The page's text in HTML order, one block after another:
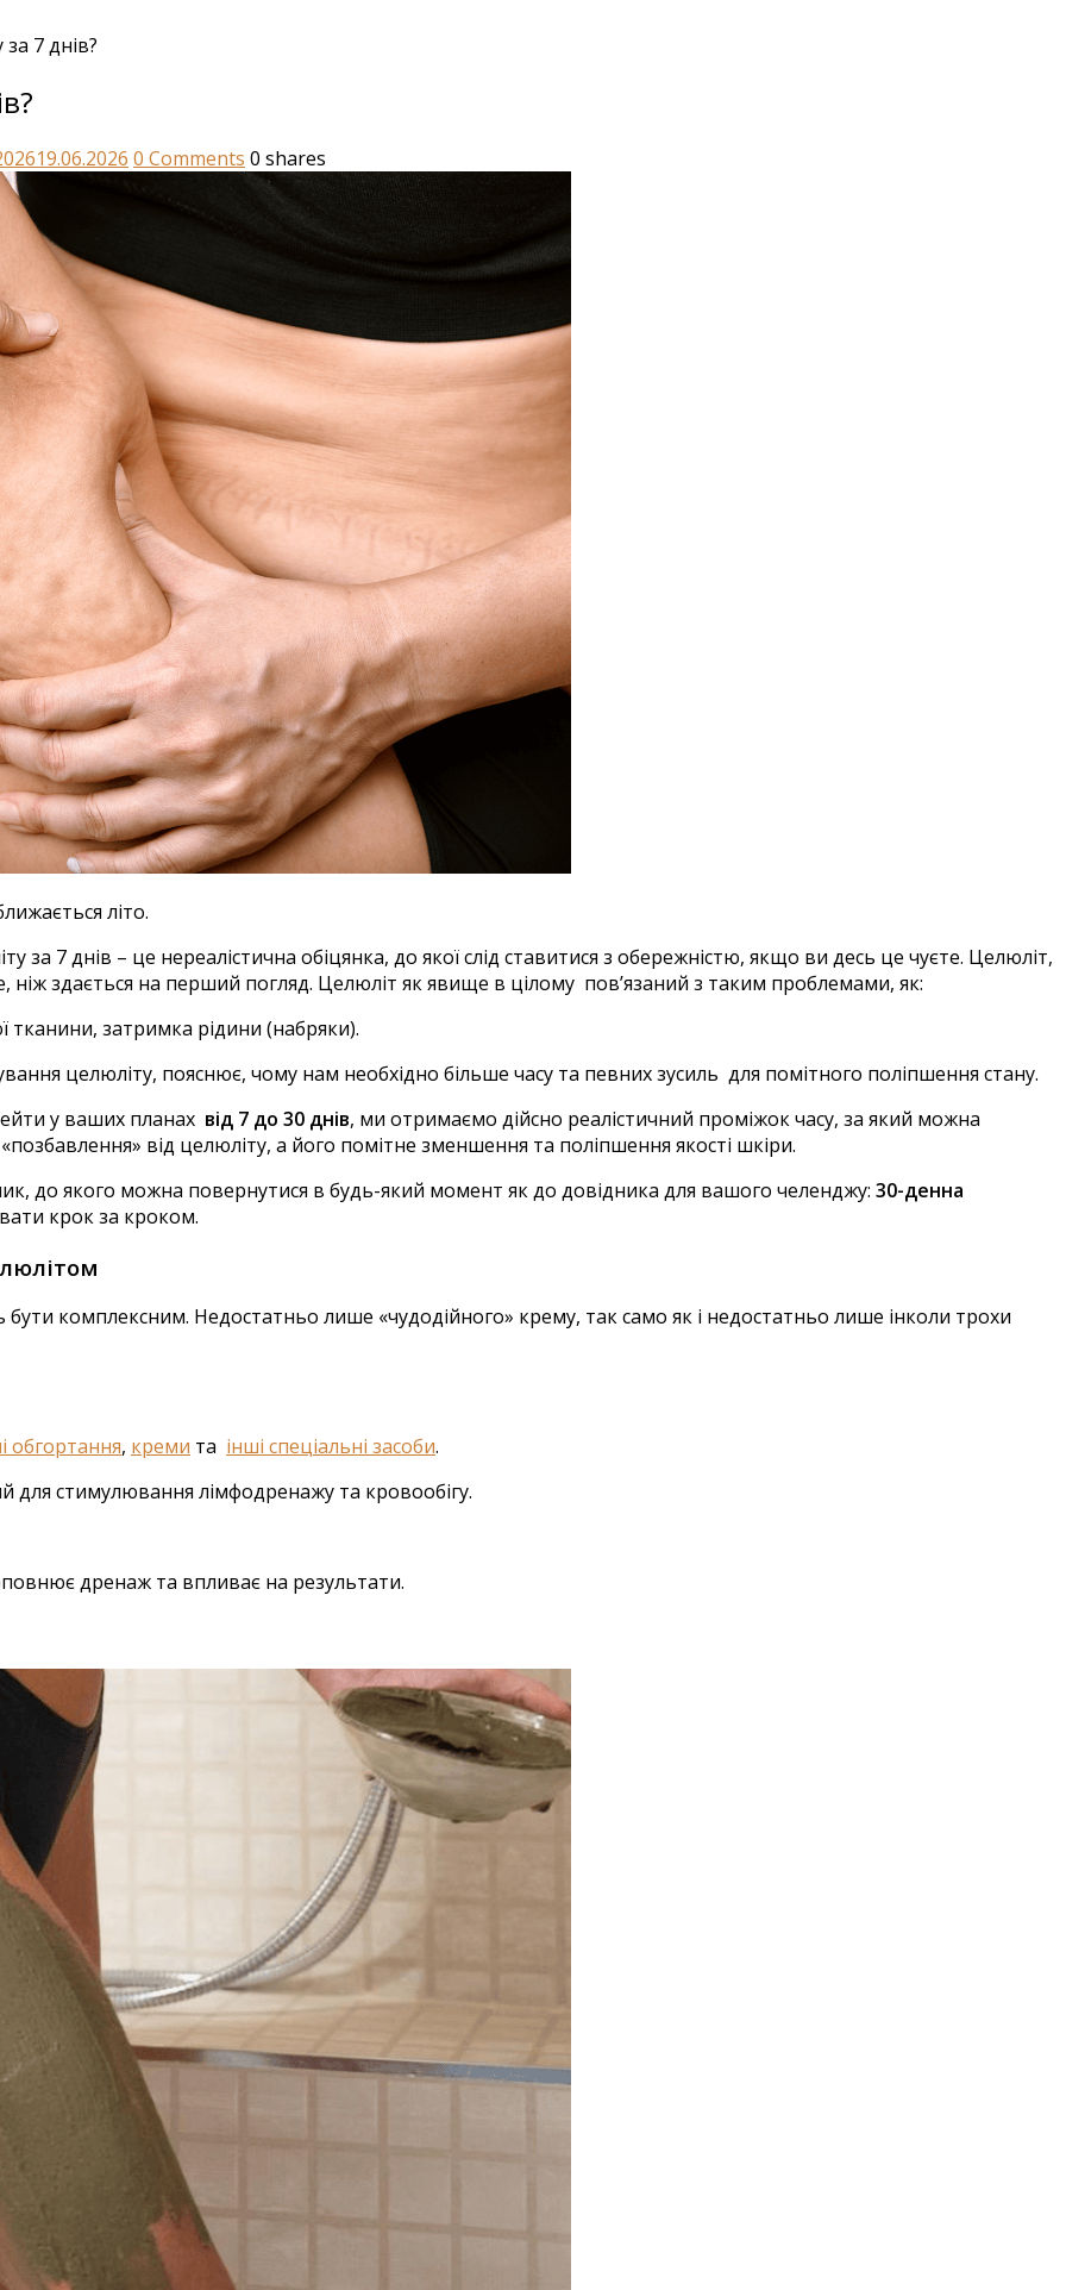
7 днів?
19.06.2026 0 Comments 0 shares
літо.
за 7 днів – це нереалістична обіцянка, до якої слід ставитися з обережністю, якщо ви десь це чуєте. Целюліт,
здається на перший погляд. Целюліт як явище в цілому пов’язаний з таким проблемами, як:
тканини, затримка рідини (набряки).
целюліту, пояснює, чому нам необхідно більше часу та певних зусиль для помітного поліпшення стану.
у ваших планах від 7 до 30 днів, ми отримаємо дійсно реалістичний проміжок часу, за який можна
від целюліту, а його помітне зменшення та поліпшення якості шкіри.
до якого можна повернутися в будь-який момент як до довідника для вашого челенджу: 30-денна
крок за кроком.
комплексним. Недостатньо лише «чудодійного» крему, так само як і недостатньо лише інколи трохи
обгортання, креми та інші спеціальні засоби.
для стимулювання лімфодренажу та кровообігу.
дренаж та впливає на результати.